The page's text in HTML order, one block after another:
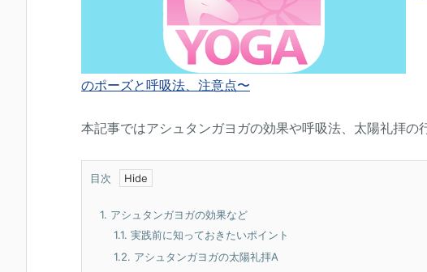
のポーズと呼吸法、注意点〜
本記事ではアシュタンガヨガの効果や呼吸法、太陽礼拝の
目次
1. アシュタンガヨガの効果など
1.1. 実践前に知っておきたいポイント
1.2. アシュタンガヨガの太陽礼拝A